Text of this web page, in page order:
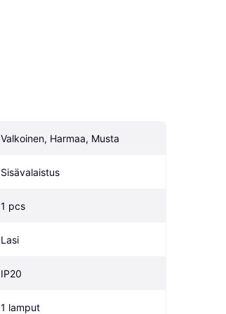
Valkoinen, Harmaa, Musta
Sisävalaistus
1 pcs
Lasi
IP20
1 lamput